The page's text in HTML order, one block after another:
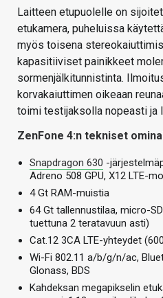
Laitteen etupuolelle on
etukamera, puheluissa
myös toisena
kapasitiiviset painikkeet
sormenjälkitunnistinta.
korvakaiuttimen oikeaan
toimi testijaksolla nopeasti ja
ZenFone 4:n tekniset
Snapdragon 630 -
Adreno 508 GPU, X12 LTE-
4 Gt RAM-muistia
64 Gt tallennustilaa, micro-
tuettuna 2 teratavuun asti)
Cat.12 3CA LTE-yhteydet
Wi-Fi 802.11 a/b/g/n/ac,
Glonass, BDS
Kahdeksan megapikselin